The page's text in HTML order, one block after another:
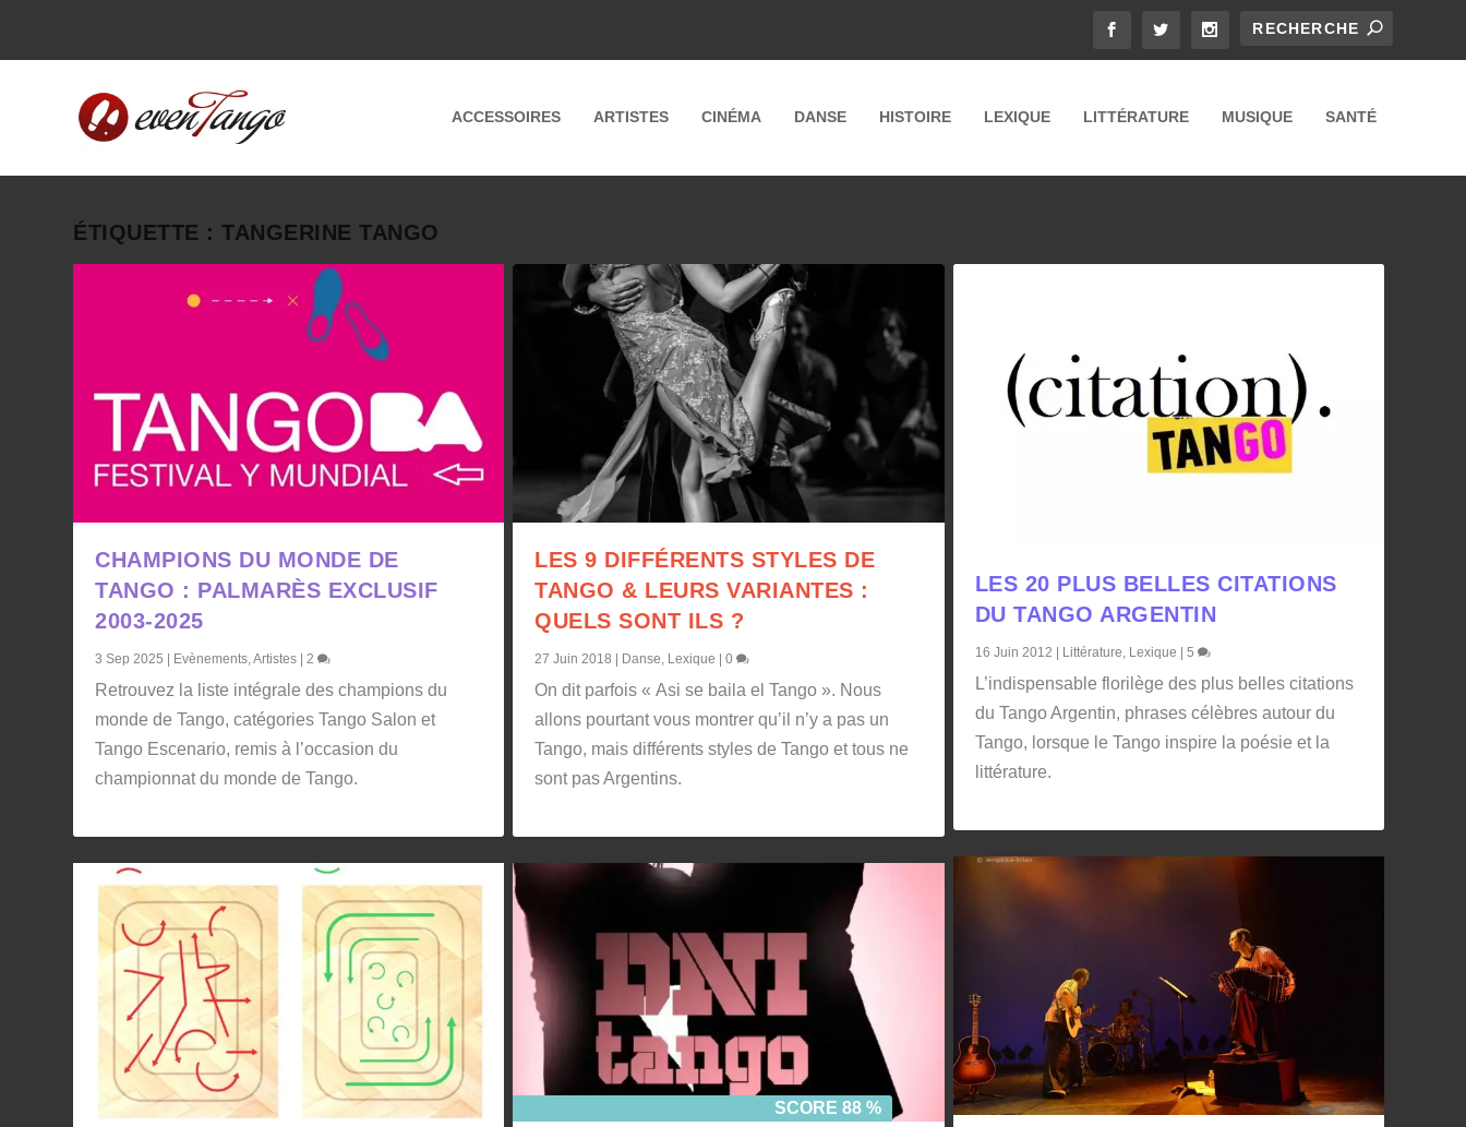
ACCESSOIRES ARTISTES CINÉMA DANSE HISTOIRE LEXIQUE LITTÉRATURE MUSIQUE SANTÉ
ÉTIQUETTE :TANGERINE TANGO
CHAMPIONS DU MONDE DE
TANGO : PALMARÈS EXCLUSIF
2003-2025
3 Sep 2025 Evènements,Artistes |2
Retrouvez la liste intégrale des champions du
monde de Tango, catégories Tango Salon et
Tango Escenario, remis à l’occasion du
championnat du monde de Tango.
LES 9 DIFFÉRENTS STYLES DE
TANGO & LEURS VARIANTES :
QUELS SONT ILS ?
27 Juin 2018 Danse, Lexique |0
On dit parfois « Asi se baila el Tango ». Nous
allons pourtant vous montrer qu’il n’y a pas un
Tango, mais différents styles de Tango et tous ne
sont pas Argentins.
SCORE 88 %
LES 20 PLUS BELLES CITATIONS
DU TANGO ARGENTIN
16 Juin 2012 | Littérature, Lexique | 5
L’indispensable florilège des plus belles citations
du Tango Argentin, phrases célèbres autour du
Tango, lorsque le Tango inspire la poésie et la
littérature.